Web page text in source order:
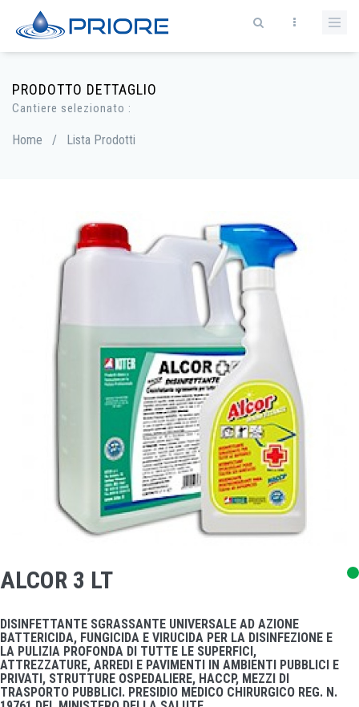
PRODOTTO DETTAGLIO
Cantiere selezionato :
Home / Lista Prodotti
ALCOR 3 LT
DISINFETTANTE SGRASSANTE UNIVERSALE AD AZIONE
BATTERICIDA, FUNGICIDA E VIRUCIDA PER LA DISINFEZIONE E
LA PULIZIA PROFONDA DI TUTTE LE SUPERFICI,
ATTREZZATURE, ARREDI E PAVIMENTI IN AMBIENTI PUBBLICI E
PRIVATI, STRUTTURE OSPEDALIERE, HACCP, MEZZI DI
TRASPORTO PUBBLICI. PRESIDIO MEDICO CHIRURGICO REG. N.